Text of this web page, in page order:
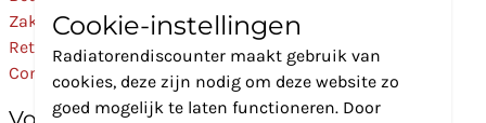
Zakelijk
Retourneren
Contact
Cookie-instellingen
Radiatorendiscounter maakt gebruik van
cookies, deze zijn nodig om deze website zo
goed mogelijk te laten functioneren. Door